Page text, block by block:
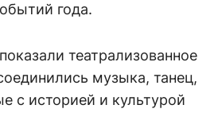
года.
театрализованное
музыка, танец,
с историей и культурой